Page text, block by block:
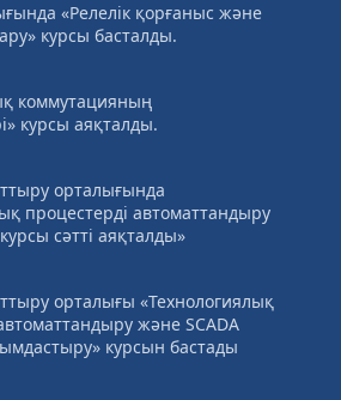
«Релелік қорғаныс және
курсы басталды.
коммутацияның
курсы аяқталды.
орталығында
процестерді автоматтандыру
сәтті аяқталды»
орталығы «Технологиялық
және SCADA
курсын бастады